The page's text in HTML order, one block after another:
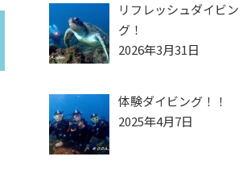
リフレッシュダイビン
グ！
2026年3月31日
体験ダイビング！！
2025年4月7日